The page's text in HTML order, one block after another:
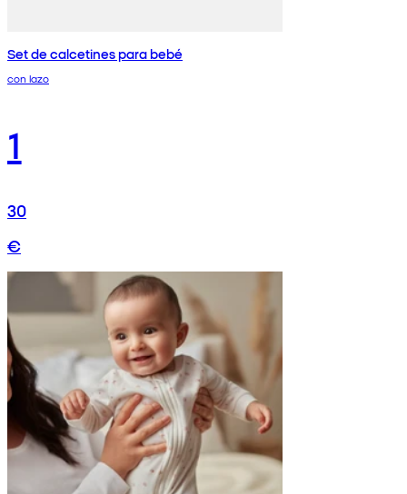
Set de calcetines para bebé
con lazo
1
30
€